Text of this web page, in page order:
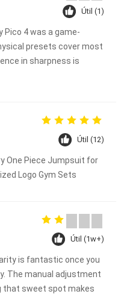
Útil (1)
Pico 4 was a game-
presets cover most
in sharpness is
Útil (12)
One Piece Jumpsuit for
Logo Gym Sets
Útil (1w+)
is fantastic once you
The manual adjustment
that sweet spot makes